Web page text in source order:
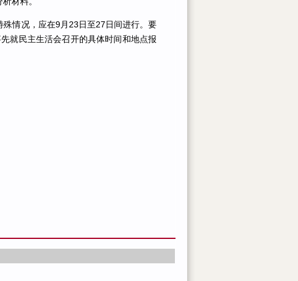
情况，应在9月23日至27日间进行。要
就民主生活会召开的具体时间和地点报